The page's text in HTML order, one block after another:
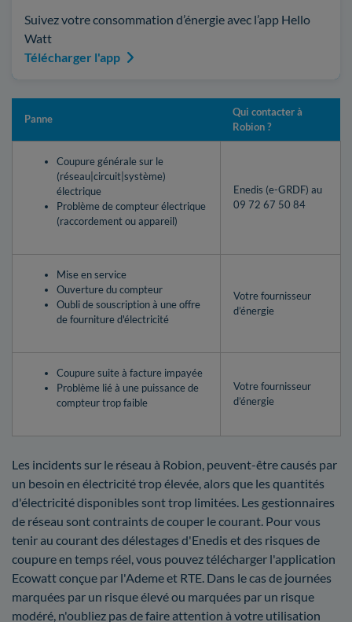
Suivez votre consommation d’énergie avec l’app Hello
Watt
Télécharger l'app
Panne
Qui contacter à
Robion ?
Coupure générale sur le
(réseau|circuit|système)
électrique
Problème de compteur électrique
(raccordement ou appareil)
Enedis (e-GRDF) au
09 72 67 50 84
Mise en service
Ouverture du compteur
Oubli de souscription à une offre
de fourniture d'électricité
Votre fournisseur
d’énergie
Coupure suite à facture impayée
Problème lié à une puissance de
compteur trop faible
Votre fournisseur
d’énergie
Les incidents sur le réseau à Robion, peuvent-être causés par
un besoin en électricité trop élevée, alors que les quantités
d'électricité disponibles sont trop limitées. Les gestionnaires
de réseau sont contraints de couper le courant. Pour vous
tenir au courant des délestages d'Enedis et des risques de
coupure en temps réel, vous pouvez télécharger l'application
Ecowatt conçue par l'Ademe et RTE. Dans le cas de journées
marquées par un risque élevé ou marquées par un risque
modéré, n'oubliez pas de faire attention à votre utilisation